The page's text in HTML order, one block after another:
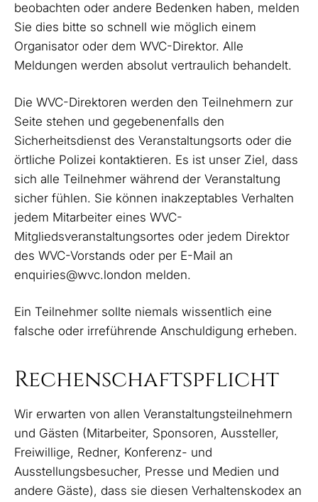
beobachten oder andere Bedenken haben, melden
Sie dies bitte so schnell wie möglich einem
Organisator oder dem WVC-Direktor. Alle
Meldungen werden absolut vertraulich behandelt.
Die WVC-Direktoren werden den Teilnehmern zur
Seite stehen und gegebenenfalls den
Sicherheitsdienst des Veranstaltungsorts oder die
örtliche Polizei kontaktieren. Es ist unser Ziel, dass
sich alle Teilnehmer während der Veranstaltung
sicher fühlen. Sie können inakzeptables Verhalten
jedem Mitarbeiter eines WVC-
Mitgliedsveranstaltungsortes oder jedem Direktor
des WVC-Vorstands oder per E-Mail an
enquiries@wvc.london melden.
Ein Teilnehmer sollte niemals wissentlich eine
falsche oder irreführende Anschuldigung erheben.
Rechenschaftspflicht
Wir erwarten von allen Veranstaltungsteilnehmern
und Gästen (Mitarbeiter, Sponsoren, Aussteller,
Freiwillige, Redner, Konferenz- und
Ausstellungsbesucher, Presse und Medien und
andere Gäste), dass sie diesen Verhaltenskodex an